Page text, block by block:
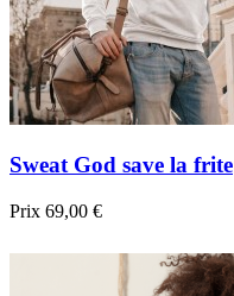
Sweat God save la frite
Prix 69,00 €
Aperçu rapide